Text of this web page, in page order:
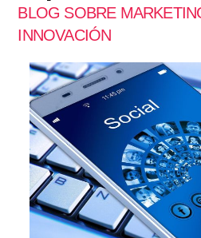
BLOG SOBRE
INNOVACIÓN